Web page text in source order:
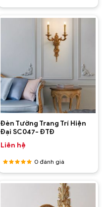
Được
xếp hạng
Đèn Tường Trang Trí Hiện
Đại SC047- ĐTĐ
Liên hệ
Được
xếp hạng
0 đánh giá